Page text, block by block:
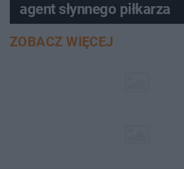
agent słynnego piłkarza
ZOBACZ WIĘCEJ